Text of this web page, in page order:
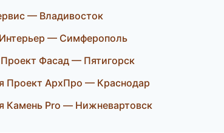
— Владивосток
— Симферополь
Фасад — Пятигорск
Проект АрхПро — Краснодар
Камень Pro — Нижневартовск